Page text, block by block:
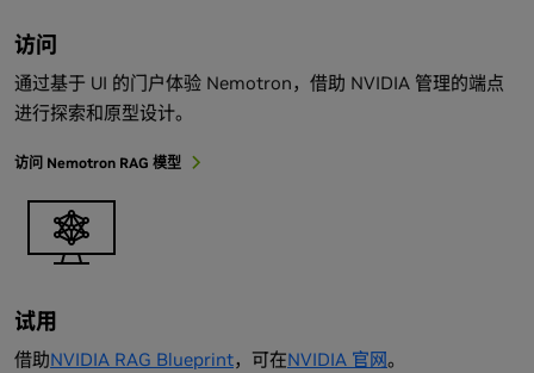
访问
通过基于 UI 的门户体验 Nemotron，借助 NVIDIA 管理的端点
进行探索和原型设计。
访问 Nemotron RAG 模型
试用
借助NVIDIA RAG Blueprint，可在NVIDIA 官网。